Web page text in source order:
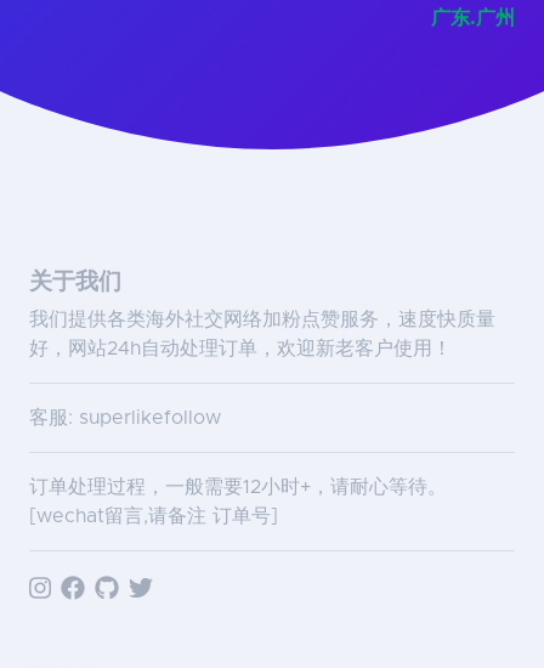
广东.广州
关于我们
我们提供各类海外社交网络加粉点赞服务，速度快质量
好，网站24h自动处理订单，欢迎新老客户使用！
客服: superlikefollow
订单处理过程，一般需要12小时+，请耐心等待。
[wechat留言,请备注 订单号]